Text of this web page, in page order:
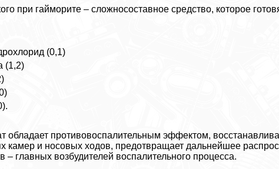
при гайморите – сложносоставное средство, которое
(0,1)
(1,2)
обладает противовоспалительным эффектом,
камер и носовых ходов, предотвращает дальнейшее
– главных возбудителей воспалительного процесса.